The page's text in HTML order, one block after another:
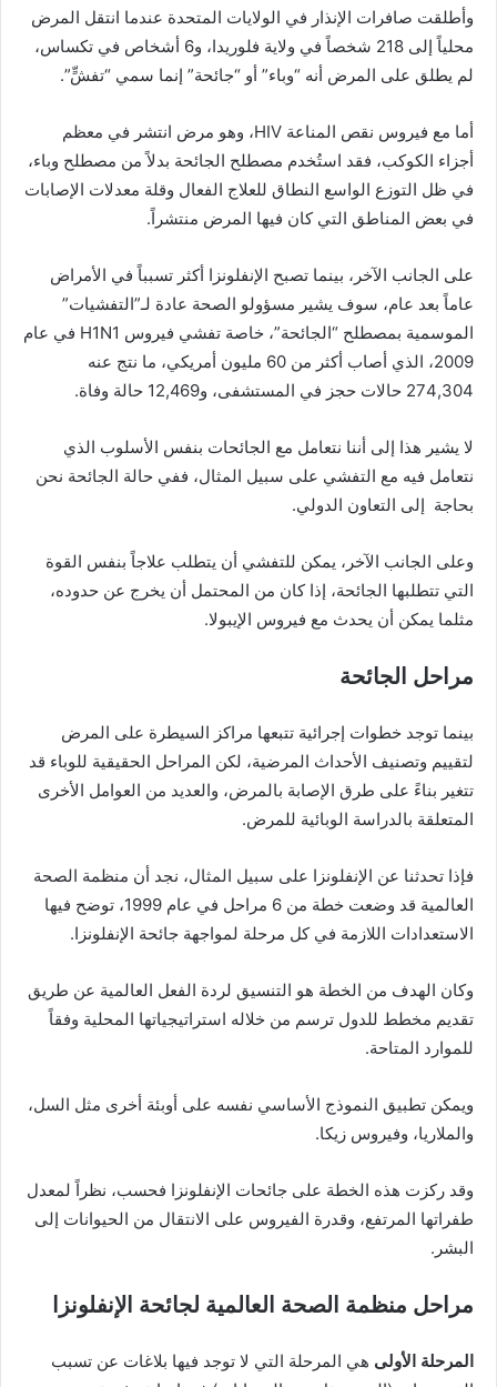
وأطلقت صافرات الإنذار في الولايات المتحدة عندما انتقل المرض
محلياً إلى 218 شخصاً في ولاية فلوريدا، و6 أشخاص في تكساس،
لم يطلق على المرض أنه “وباء” أو “جائحة” إنما سمي “تفشٍّ”.
أما مع فيروس نقص المناعة HIV، وهو مرض انتشر في معظم
أجزاء الكوكب، فقد استُخدم مصطلح الجائحة بدلاً من مصطلح وباء،
في ظل التوزع الواسع النطاق للعلاج الفعال وقلة معدلات الإصابات
في بعض المناطق التي كان فيها المرض منتشراً.
على الجانب الآخر، بينما تصبح الإنفلونزا أكثر تسبباً في الأمراض
عاماً بعد عام، سوف يشير مسؤولو الصحة عادة لـ”التفشيات”
الموسمية بمصطلح “الجائحة”، خاصة تفشي فيروس H1N1 في عام
2009، الذي أصاب أكثر من 60 مليون أمريكي، ما نتج عنه
274,304 حالات حجز في المستشفى، و12,469 حالة وفاة.
لا يشير هذا إلى أننا نتعامل مع الجائحات بنفس الأسلوب الذي
نتعامل فيه مع التفشي على سبيل المثال، ففي حالة الجائحة نحن
بحاجة إلى التعاون الدولي.
وعلى الجانب الآخر، يمكن للتفشي أن يتطلب علاجاً بنفس القوة
التي تتطلبها الجائحة، إذا كان من المحتمل أن يخرج عن حدوده،
مثلما يمكن أن يحدث مع فيروس الإيبولا.
مراحل الجائحة
بينما توجد خطوات إجرائية تتبعها مراكز السيطرة على المرض
لتقييم وتصنيف الأحداث المرضية، لكن المراحل الحقيقية للوباء قد
تتغير بناءً على طرق الإصابة بالمرض، والعديد من العوامل الأخرى
المتعلقة بالدراسة الوبائية للمرض.
فإذا تحدثنا عن الإنفلونزا على سبيل المثال، نجد أن منظمة الصحة
العالمية قد وضعت خطة من 6 مراحل في عام 1999، توضح فيها
الاستعدادات اللازمة في كل مرحلة لمواجهة جائحة الإنفلونزا.
وكان الهدف من الخطة هو التنسيق لردة الفعل العالمية عن طريق
تقديم مخطط للدول ترسم من خلاله استراتيجياتها المحلية وفقاً
للموارد المتاحة.
ويمكن تطبيق النموذج الأساسي نفسه على أوبئة أخرى مثل السل،
والملاريا، وفيروس زيكا.
وقد ركزت هذه الخطة على جائحات الإنفلونزا فحسب، نظراً لمعدل
طفراتها المرتفع، وقدرة الفيروس على الانتقال من الحيوانات إلى
البشر.
مراحل منظمة الصحة العالمية لجائحة الإنفلونزا
المرحلة الأولى هي المرحلة التي لا توجد فيها بلاغات عن تسبب